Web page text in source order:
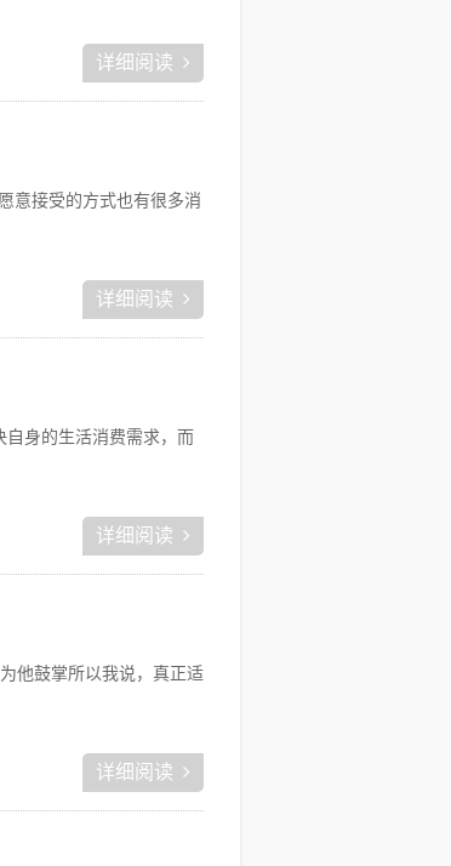
详细阅读
意接受的方式也有很多消
详细阅读
身的生活消费需求，而
详细阅读
他鼓掌所以我说，真正适
详细阅读